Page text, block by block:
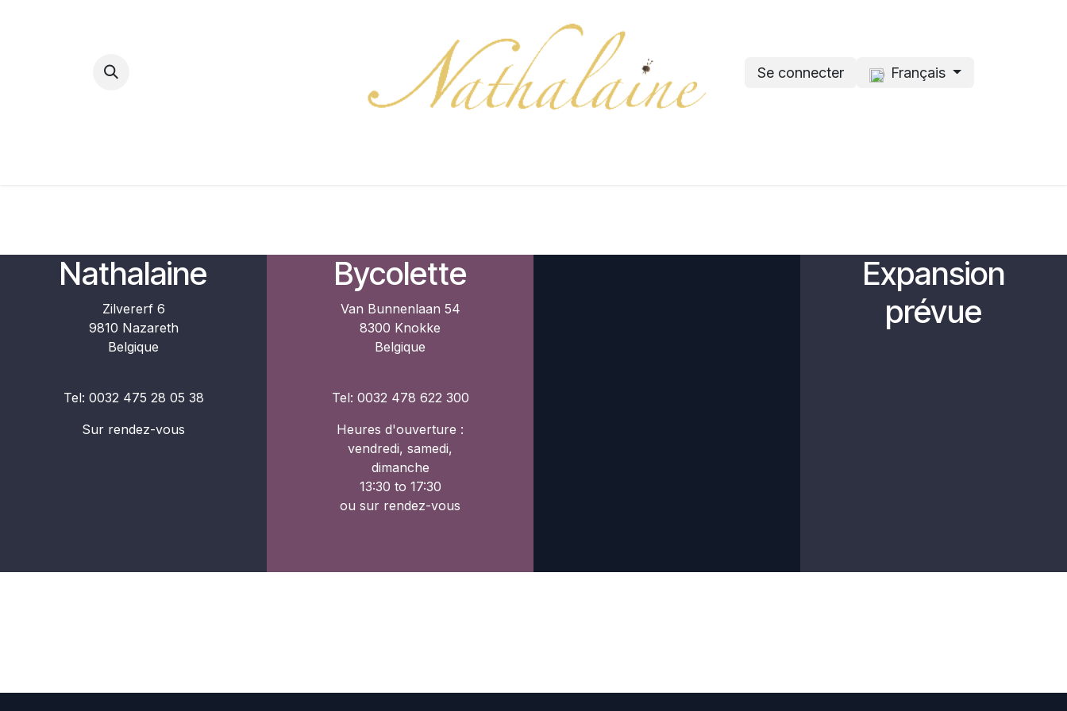
Se connecter Français
Nathalaine
Zilvererf 6
9810 Nazareth
Belgique
Tel: 0032 475 28 05 38
Sur rendez-vous
Bycolette
Van Bunnenlaan 54
8300 Knokke
Belgique
Tel: 0032 478 622 300
Heures d'ouverture :
vendredi, samedi,
dimanche
13:30 to 17:30
ou sur rendez-vous
Expansion
prévue